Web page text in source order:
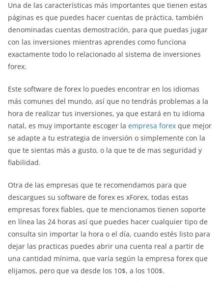
Una de las características más importantes que tienen estas
páginas es que puedes hacer cuentas de práctica, también
denominadas cuentas demostración, para que puedas jugar
con las inversiones mientras aprendes como funciona
exactamente todo lo relacionado al sistema de inversiones
forex.
Este software de forex lo puedes encontrar en los idiomas
más comunes del mundo, así que no tendrás problemas a la
hora de realizar tus inversiones, ya que estará en tu idioma
natal, es muy importante escoger la empresa forex que mejor
se adapte a tu estrategia de inversión o simplemente con la
que te sientas más a gusto, o la que te de mas seguridad y
fiabilidad.
Otra de las empresas que te recomendamos para que
descargues su software de forex es xForex, todas estas
empresas forex fiables, que te mencionamos tienen soporte
en línea las 24 horas así que puedes hacer cualquier tipo de
consulta sin importar la hora o el día, cuando estés listo para
dejar las practicas puedes abrir una cuenta real a partir de
una cantidad mínima, que varía según la empresa forex que
elijamos, pero que va desde los 10$, a los 100$.